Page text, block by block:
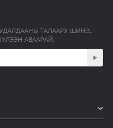
ТАЛААРХ ШИНЭ,
АВААРАЙ.